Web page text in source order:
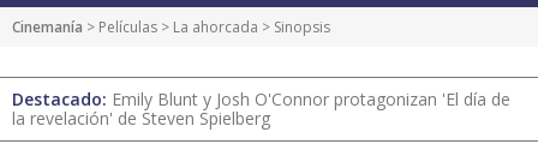
Cinemanía > Películas > La ahorcada > Sinopsis
Destacado: Emily Blunt y Josh O'Connor protagonizan 'El día de
la revelación' de Steven Spielberg